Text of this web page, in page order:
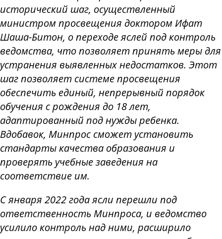
исторический шаг, осуществленный
министром просвещения доктором Ифат
Шаша-Битон, о переходе яслей под контроль
ведомства, что позволяет принять меры для
устранения выявленных недостатков. Этот
шаг позволяет системе просвещения
обеспечить единый, непрерывный порядок
обучения с рождения до 18 лет,
адаптированный под нужды ребенка.
Вдобавок, Минпрос сможет установить
стандарты качества образования и
проверять учебные заведения на
соответствие им.
С января 2022 года ясли перешли под
ответственность Минпроса, и ведомство
усилило контроль над ними, расширило